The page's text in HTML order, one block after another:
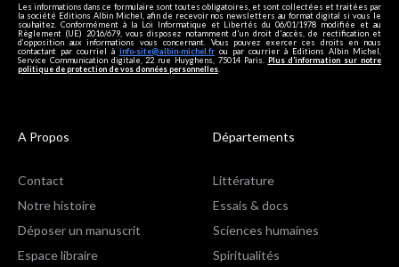
Les informations dans ce formulaire sont toutes obligatoires, et sont collectées et traitées par
la société Editions Albin Michel, afin de recevoir nos newsletters au format digital si vous le
souhaitez. Conformément à la Loi Informatique et Libertés du 06/01/1978 modifiée et au
Règlement (UE) 2016/679, vous disposez notamment d'un droit d'accès, de rectification et
d’opposition aux informations vous concernant. Vous pouvez exercer ces droits en nous
contactant par courriel à info-site@albin-michel.fr ou par courrier à Editions Albin Michel,
Service Communication digitale, 22 rue Huyghens, 75014 Paris. Plus d’information sur notre
politique de protection de vos données personnelles
A Propos
Contact
Notre histoire
Déposer un manuscrit
Espace libraire
Départements
Littérature
Essais & docs
Sciences humaines
Spiritualités